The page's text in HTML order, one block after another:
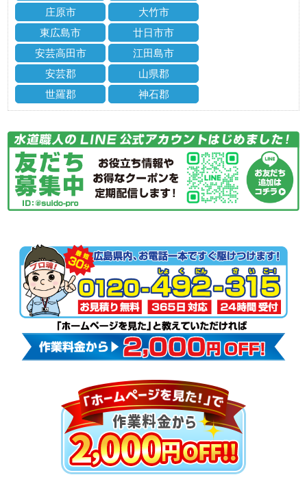
庄原市
大竹市
東広島市
廿日市市
安芸高田市
江田島市
安芸郡
山県郡
世羅郡
神石郡